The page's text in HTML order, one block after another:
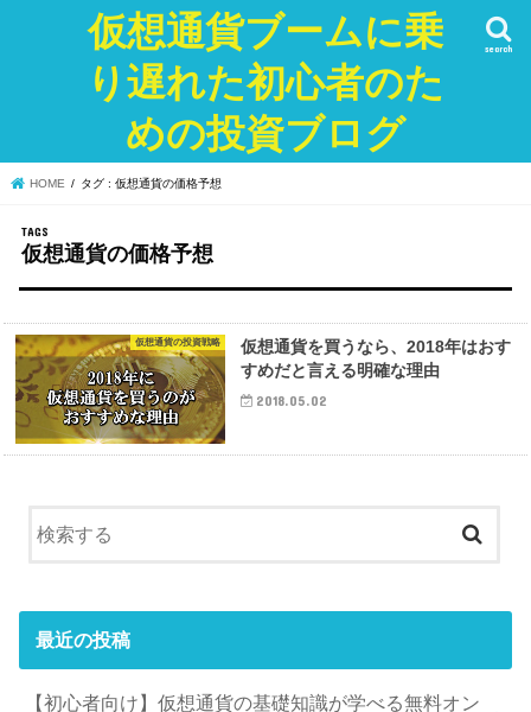
仮想通貨ブームに乗
り遅れた初心者のた
めの投資ブログ
search
HOME タグ : 仮想通貨の価格予想
仮想通貨の価格予想
仮想通貨の投資戦略
仮想通貨を買うなら、2018年はおす
すめだと言える明確な理由
2018.05.02
最近の投稿
【初心者向け】仮想通貨の基礎知識が学べる無料オン